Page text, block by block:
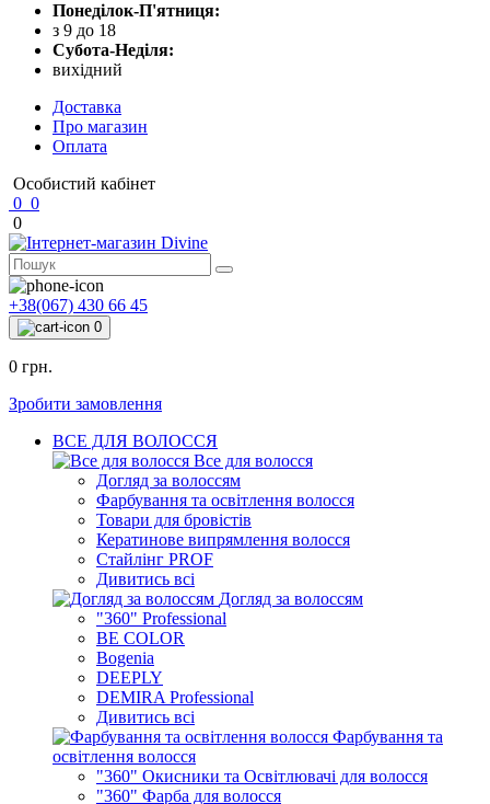
Понеділок-П'ятниця:
з 9 до 18
Субота-Неділя:
вихідний
Доставка
Про магазин
Оплата
Особистий кабінет
0 0
0
+38(067) 430 66 45
0
0 грн.
Зробити замовлення
ВСЕ ДЛЯ ВОЛОССЯ
Все для волосся
Догляд за волоссям
Фарбування та освітлення волосся
Товари для бровістів
Кератинове випрямлення волосся
Стайлінг PROF
Дивитись всі
Догляд за волоссям
"360" Professional
BE COLOR
Bogenia
DEEPLY
DEMIRA Professional
Дивитись всі
Фарбування та
освітлення волосся
"360" Окисники та Освітлювачі для волосся
"360" Фарба для волосся